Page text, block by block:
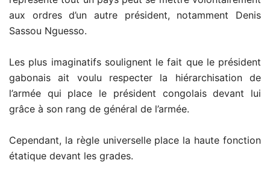
aux ordres d’un autre président, notamment Denis
Sassou Nguesso.
Les plus imaginatifs soulignent le fait que le président
gabonais ait voulu respecter la hiérarchisation de
l’armée qui place le président congolais devant lui
grâce à son rang de général de l’armée.
Cependant, la règle universelle place la haute fonction
étatique devant les grades.